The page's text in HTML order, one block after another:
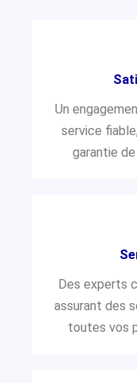
Un
service
garantie
Des experts
assurant des
toutes vos